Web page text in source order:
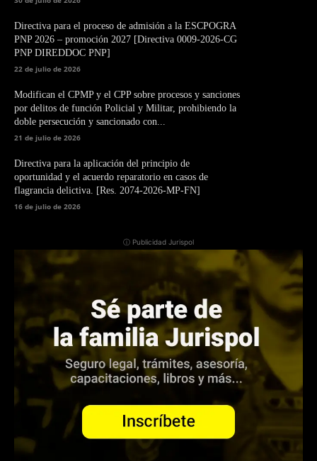
Directiva para el proceso de admisión a la ESCPOGRA
PNP 2026 – promoción 2027 [Directiva 0009-2026-CG
PNP DIREDDOC PNP]
22 de julio de 2026
Modifican el CPMP y el CPP sobre procesos y sanciones
por delitos de función Policial y Militar, prohibiendo la
doble persecución y sancionado con...
21 de julio de 2026
Directiva para la aplicación del principio de
oportunidad y el acuerdo reparatorio en casos de
flagrancia delictiva. [Res. 2074-2026-MP-FN]
16 de julio de 2026
ⓘ Publicidad Jurispol